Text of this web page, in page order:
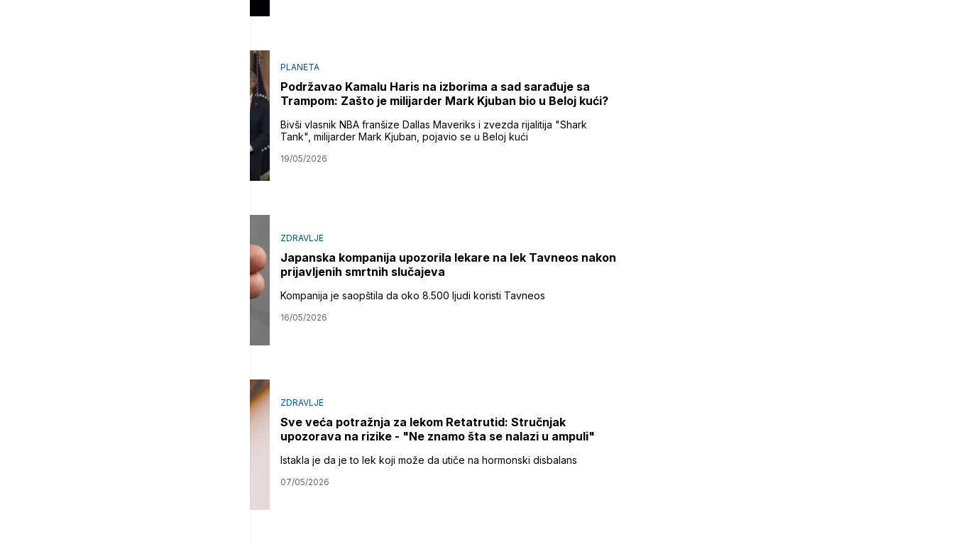
PLANETA
Podržavao Kamalu Haris na izborima a sad sarađuje sa
Trampom: Zašto je milijarder Mark Kjuban bio u Beloj kući?
Bivši vlasnik NBA franšize Dallas Maveriks i zvezda rijalitija "Shark
Tank", milijarder Mark Kjuban, pojavio se u Beloj kući
19/05/2026
ZDRAVLJE
Japanska kompanija upozorila lekare na lek Tavneos nakon
prijavljenih smrtnih slučajeva
Kompanija je saopštila da oko 8.500 ljudi koristi Tavneos
16/05/2026
ZDRAVLJE
Sve veća potražnja za lekom Retatrutid: Stručnjak
upozorava na rizike - "Ne znamo šta se nalazi u ampuli"
Istakla je da je to lek koji može da utiče na hormonski disbalans
07/05/2026